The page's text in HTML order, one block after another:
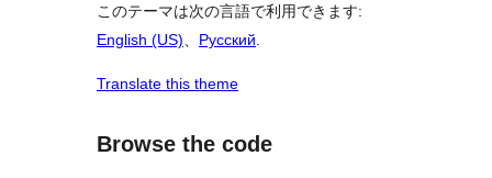
このテーマは次の言語で利用できます:
English (US)、 Русский.
Translate this theme
Browse the code